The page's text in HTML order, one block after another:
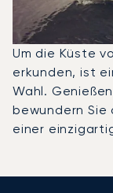
Um die Küste
erkunden, ist
Wahl.
bewundern
einer